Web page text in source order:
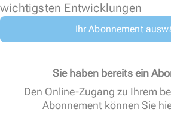
wichtigsten Entwicklungen
Ihr Abonnement
Sie haben bereits ein
Den Online-Zugang zu Ihrem
Abonnement können Sie